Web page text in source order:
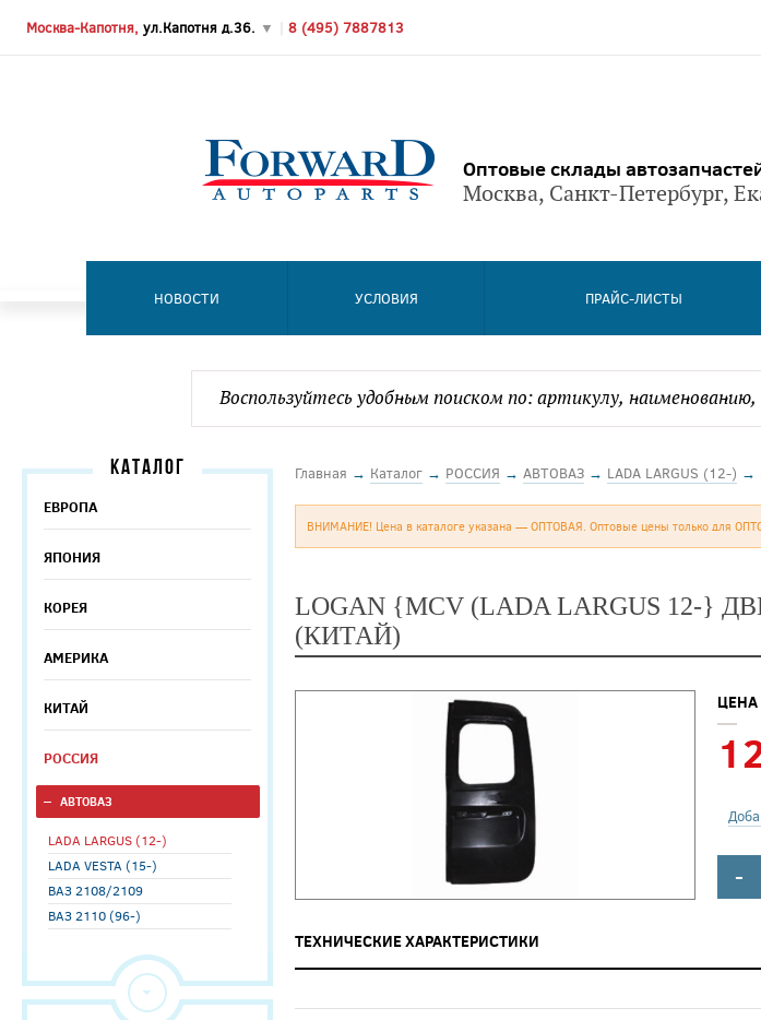
Москва-Капотня, ул.Капотня д.36. ▼ 8 (495) 7887813
Оптовые склады
Москва, Санкт-Петербург,
НОВОСТИ УСЛОВИЯ ПРАЙС-ЛИСТЫ
КАТАЛОГ
ЕВРОПА
ЯПОНИЯ
КОРЕЯ
АМЕРИКА
КИТАЙ
РОССИЯ
АВТОВАЗ
LADA LARGUS (12-)
LADA VESTA (15-)
ВАЗ 2108/2109
ВАЗ 2110 (96-)
Главная → Каталог → РОССИЯ → АВТОВАЗ → LADA LARGUS (12-) →
ВНИМАНИЕ! Цена в каталоге указана — ОПТОВАЯ. Оптовые цены только для
LOGAN {MCV (LADA LARGUS
(КИТАЙ)
ЦЕНА
-
ТЕХНИЧЕСКИЕ ХАРАКТЕРИСТИКИ